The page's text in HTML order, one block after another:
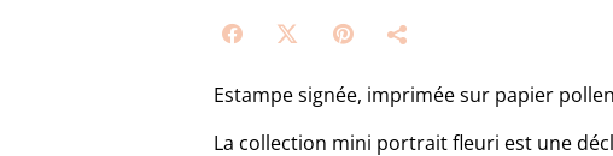
Estampe signée, imprimée sur papier
La collection mini portrait fleuri est une